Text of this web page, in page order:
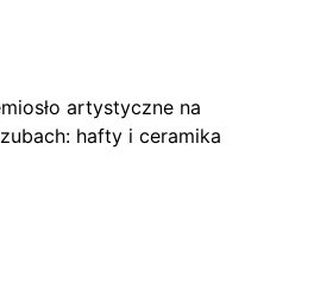
artystyczne na
hafty i ceramika